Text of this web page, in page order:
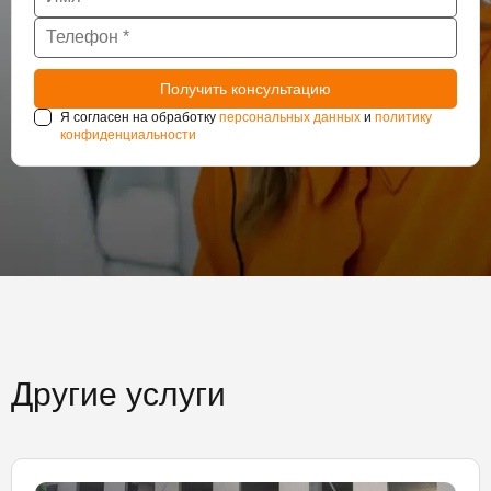
Я согласен на обработку персональных данных и политику
конфиденциальности
Другие услуги